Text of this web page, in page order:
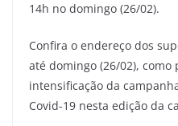
14h no domingo (26/02).
Confira o endereço dos
até domingo (26/02), como
intensificação da
Covid-19 nesta edição da